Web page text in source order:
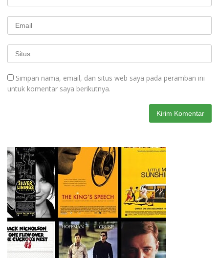
Simpan nama, email, dan situs web saya pada peramban ini
untuk komentar saya berikutnya.